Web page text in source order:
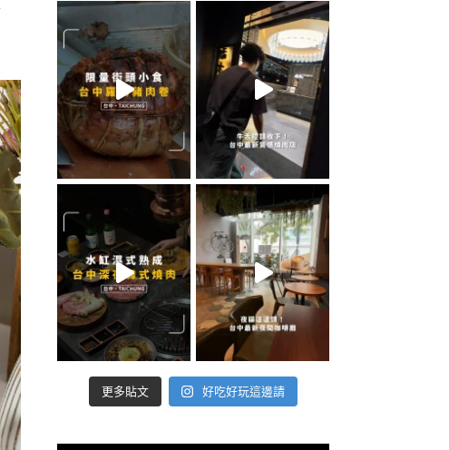
更多貼文 好吃好玩這邊請